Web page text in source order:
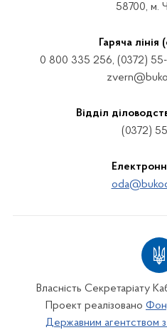
58700, м.
Гаряча
0 800 335 256, (0372)
Відділ
(0372)
Власність Секретаріату
Проект реалізовано
Державним агентством